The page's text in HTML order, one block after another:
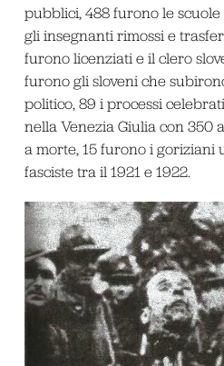
pubblici, 488 furono le scuole
gli insegnanti rimossi e
furono licenziati e il clero
furono gli sloveni che
politico, 89 i processi
nella Venezia Giulia con 350
a morte, 15 furono i goriziani
fasciste tra il 1921 e 1922.